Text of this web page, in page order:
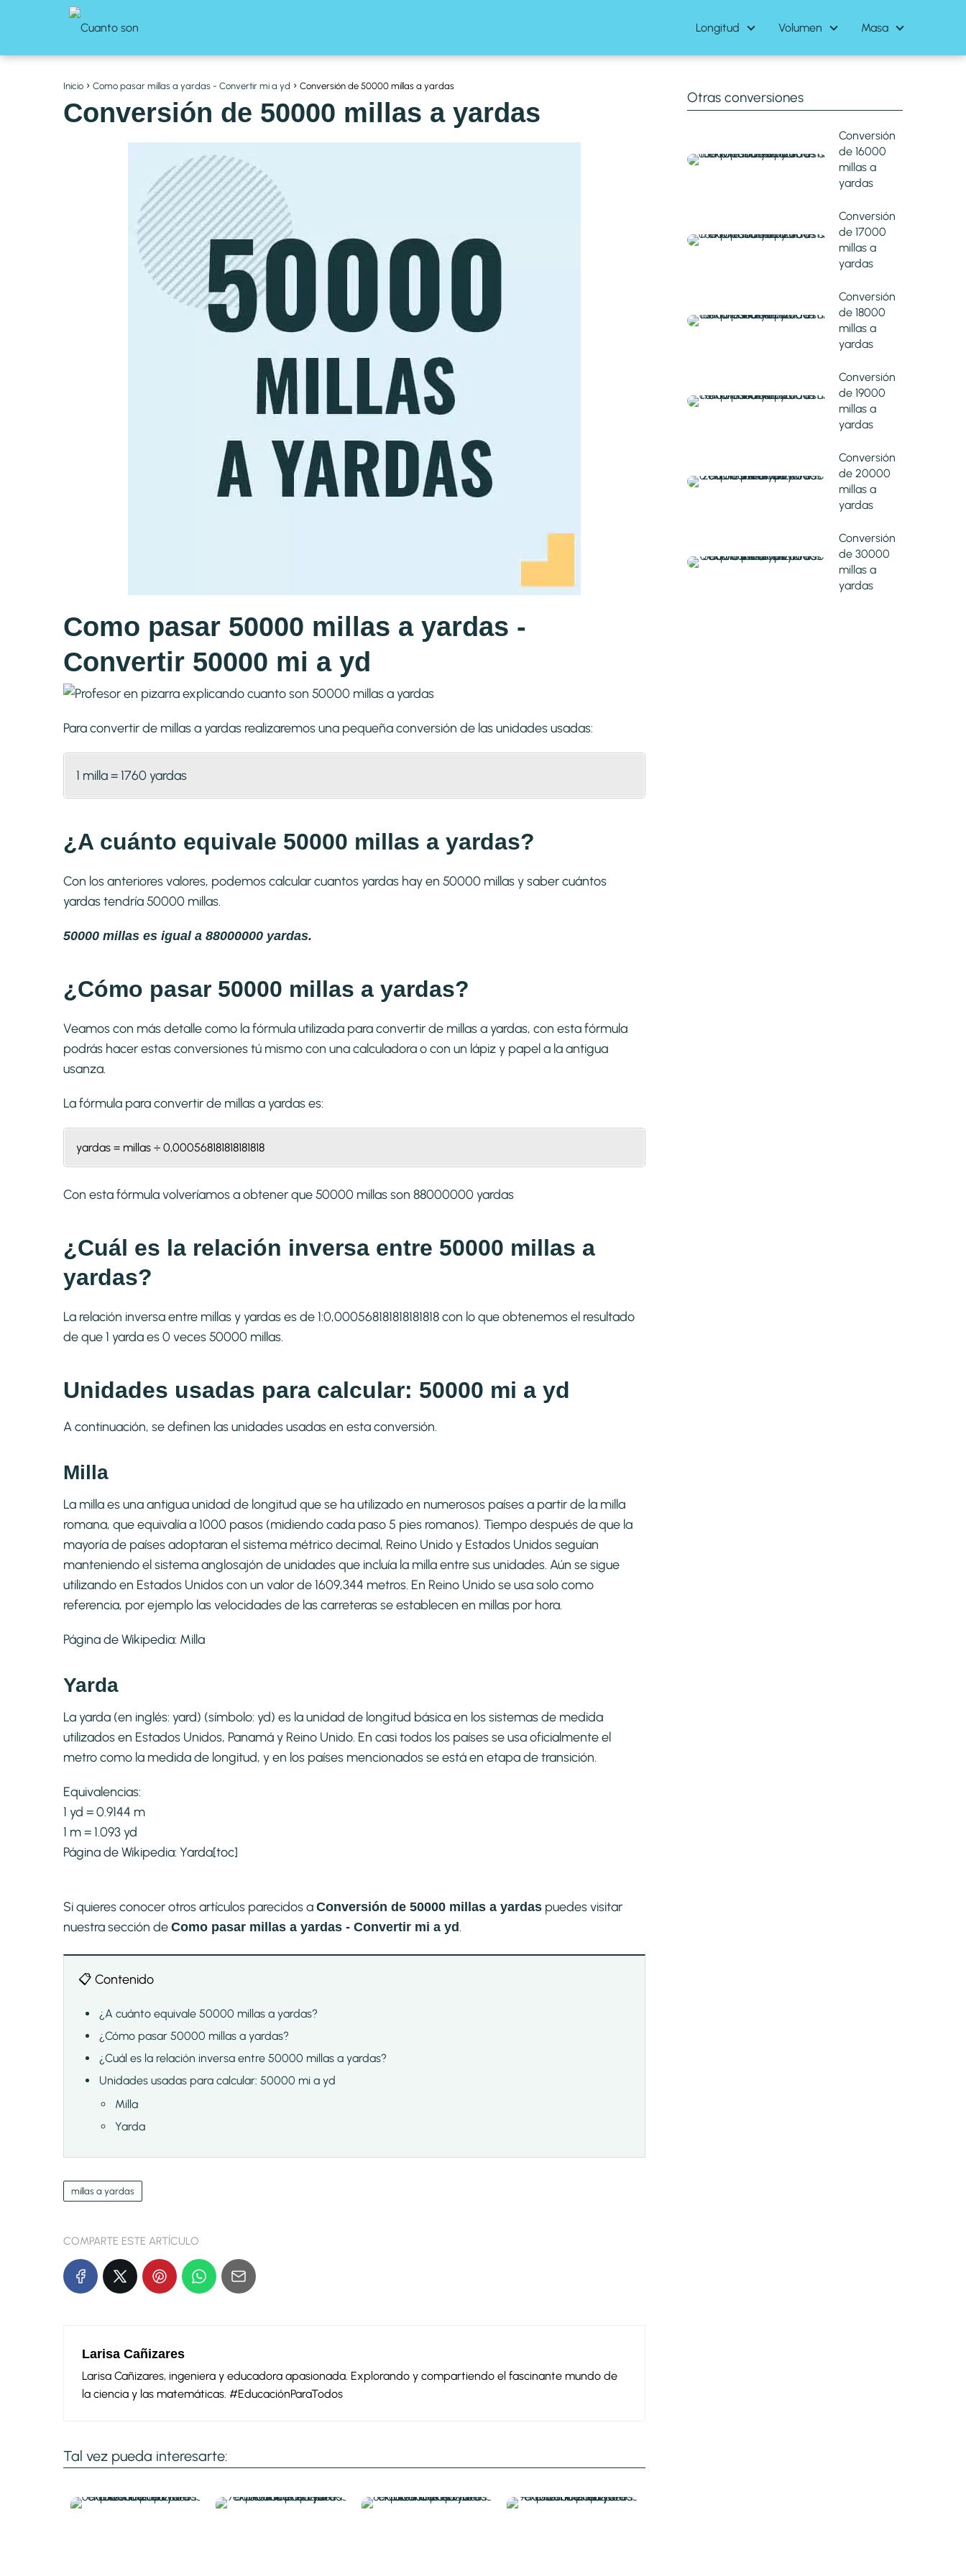
Longitud Volumen Masa
Inicio Como pasar millas a yardas - Convertir mi a yd Conversión de 50000 millas a yardas
Conversión de 50000 millas a yardas
Como pasar 50000 millas a yardas -
Convertir 50000 mi a yd
Para convertir de millas a yardas realizaremos una pequeña conversión de las unidades usadas:
1 milla = 1760 yardas
¿A cuánto equivale 50000 millas a yardas?
Con los anteriores valores, podemos calcular cuantos yardas hay en 50000 millas y saber cuántos
yardas tendría 50000 millas.
50000 millas es igual a 88000000 yardas.
¿Cómo pasar 50000 millas a yardas?
Veamos con más detalle como la fórmula utilizada para convertir de millas a yardas, con esta fórmula
podrás hacer estas conversiones tú mismo con una calculadora o con un lápiz y papel a la antigua
usanza.
La fórmula para convertir de millas a yardases:
yardas = millas ÷ 0,000568181818181818
Con esta fórmula volveríamos a obtener que 50000 millas son 88000000 yardas
¿Cuál es la relación inversa entre 50000 millas a
yardas?
La relación inversa entre millas y yardas es de 1:0,000568181818181818 con lo que obtenemos el resultado
de que 1 yarda es 0 veces 50000 millas.
Unidades usadas para calcular: 50000 mi a yd
A continuación, se definen las unidades usadas en esta conversión.
Milla
La milla es una antigua unidad de longitud que se ha utilizado en numerosos países a partir de la milla
romana, que equivalía a 1000 pasos (midiendo cada paso 5 pies romanos). Tiempo después de que la
mayoría de países adoptaran el sistema métrico decimal, Reino Unido y Estados Unidos seguían
manteniendo el sistema anglosajón de unidades que incluía la milla entre sus unidades. Aún se sigue
utilizando en Estados Unidos con un valor de 1609,344 metros. En Reino Unido se usa solo como
referencia, por ejemplo las velocidades de las carreteras se establecen en millas por hora.
Página de Wikipedia: Milla
Yarda
La yarda (en inglés: yard) (símbolo: yd) es la unidad de longitud básica en los sistemas de medida
utilizados en Estados Unidos, Panamá y Reino Unido. En casi todos los países se usa oficialmente el
metro como la medida de longitud, y en los países mencionados se está en etapa de transición.​
Equivalencias:
1 yd = 0.9144 m
1 m = 1.093 yd
Página de Wikipedia: Yarda[toc]
Si quieres conocer otros artículos parecidos a Conversión de 50000 millas a yardas puedes visitar
nuestra sección de Como pasar millas a yardas - Convertir mi a yd.
📋 Contenido
¿A cuánto equivale 50000 millas a yardas?
¿Cómo pasar 50000 millas a yardas?
¿Cuál es la relación inversa entre 50000 millas a yardas?
Unidades usadas para calcular: 50000 mi a yd
Milla
Yarda
millas a yardas
COMPARTE ESTE ARTÍCULO
Larisa Cañizares
Larisa Cañizares, ingeniera y educadora apasionada. Explorando y compartiendo el fascinante mundo de
la ciencia y las matemáticas. #EducaciónParaTodos
Tal vez pueda interesarte:
Otras conversiones
Conversión
de 16000
millas a
yardas
Conversión
de 17000
millas a
yardas
Conversión
de 18000
millas a
yardas
Conversión
de 19000
millas a
yardas
Conversión
de 20000
millas a
yardas
Conversión
de 30000
millas a
yardas